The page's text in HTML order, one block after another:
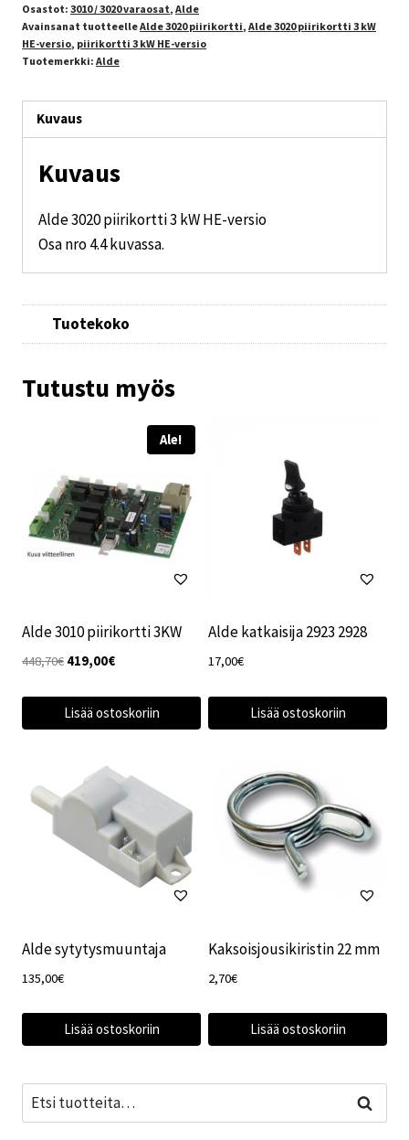
Osastot: 3010 / 3020 varaosat, Alde
Avainsanat tuotteelleAlde 3020 piirikortti, Alde 3020 piirikortti 3 kW
HE-versio, piirikortti 3 kW HE-versio
Tuotemerkki: Alde
Kuvaus
Kuvaus
Alde 3020 piirikortti 3 kW HE-versio
Osa nro 4.4 kuvassa.
Tuotekoko
Tutustu myös
Ale!
Alde 3010 piirikortti 3KW
448,70€ Alkuperäinen
419,00€Nykyinen
Lisää ostoskoriin
Alde katkaisija 2923 2928
17,00€
Lisää ostoskoriin
Alde sytytysmuuntaja
135,00€
Lisää ostoskoriin
Kaksoisjousikiristin 22 mm
2,70€
Lisää ostoskoriin
Etsi: Haku